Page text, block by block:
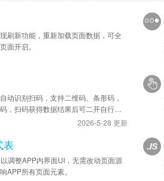
刷新功能，重新加载页面数据，可全
面开启。
动识别扫码，支持二维码、条形码，
，扫码获得数据结果后可二开自行处
2026-5-28 更新
表
调整APP内界面UI，无需改动页面源
APP所有页面元素。